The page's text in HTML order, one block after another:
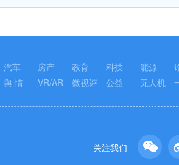
汽车 房产 教育 科技 能源
舆 情 VR/AR 微视评 公益 无人机
关注我们